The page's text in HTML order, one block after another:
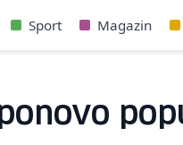
Sport Magazin